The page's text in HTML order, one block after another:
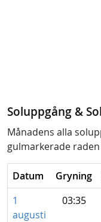
Soluppgång &
Månadens alla
gulmarkerade
Datum Gryning
1
augusti
03:35